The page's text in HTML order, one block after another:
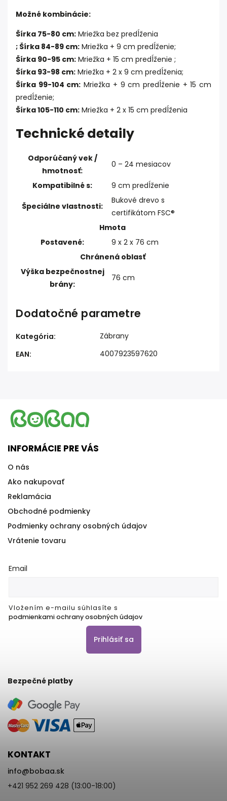
Možné kombinácie:
Šírka 75-80 cm: Mriežka bez predĺženia
; Šírka 84-89 cm: Mriežka + 9 cm predĺženie;
Šírka 90-95 cm: Mriežka + 15 cm predĺženie ;
Šírka 93-98 cm: Mriežka + 2 x 9 cm predĺženia;
Šírka 99-104 cm: Mriežka + 9 cm predĺženie + 15 cm
predĺženie;
Šírka 105-110 cm: Mriežka + 2 x 15 cm predĺženia
Technické detaily
Odporúčaný vek /
hmotnosť:
0 – 24 mesiacov
Kompatibilné s: 9 cm predĺženie
Špeciálne vlastnosti:
Bukové drevo s
certifikátom FSC®
Hmota
Postavené:
9 x 2 x 76 cm
Chránená oblasť
Výška bezpečnostnej
brány:
76 cm
Dodatočné parametre
Kategória:
Zábrany
EAN: 4007923597620
INFORMÁCIE PRE VÁS
O nás
Ako nakupovať
Reklamácia
Obchodné podmienky
Podmienky ochrany osobných údajov
Vrátenie tovaru
Email
Vložením e-mailu súhlasíte s
podmienkami ochrany osobných údajov
Prihlásiť sa
Bezpečné platby
KONTAKT
info@bobaa.sk
+421 952 269 428 (13:00-18:00)